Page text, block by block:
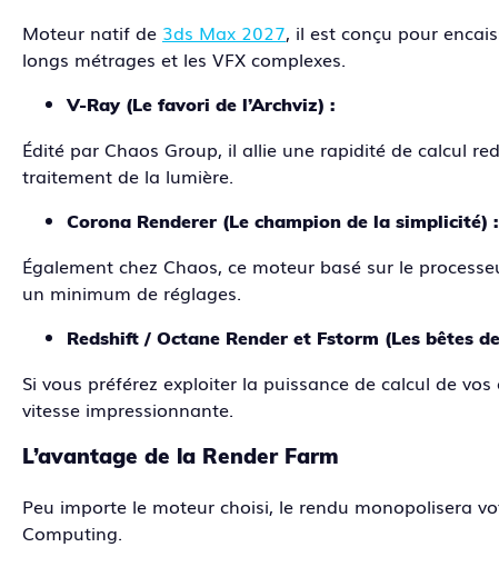
Moteur natif de 3ds Max 2027, il est conçu pour
longs métrages et les VFX complexes.
V-Ray (Le favori de l’Archviz) :
Édité par Chaos Group, il allie une rapidité de calcul
traitement de la lumière.
Corona Renderer (Le champion de la simplicité) :
Également chez Chaos, ce moteur basé sur le
un minimum de réglages.
Redshift / Octane Render et Fstorm (Les bêtes
Si vous préférez exploiter la puissance de calcul de
vitesse impressionnante.
L’avantage de la Render Farm
Peu importe le moteur choisi, le rendu monopolisera
Computing.